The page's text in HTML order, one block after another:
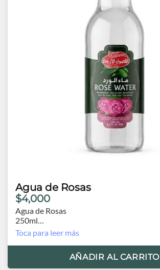
Agua de Rosas
$4,000
Agua de Rosas
250ml
Orígen Egipto
Toca para leer más
AÑADIR AL CARRITO